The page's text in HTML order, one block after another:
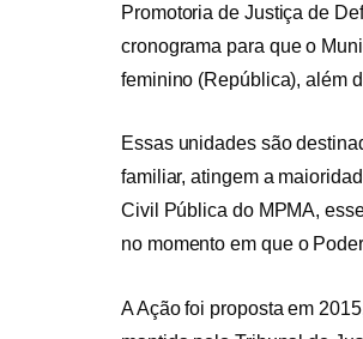
Promotoria de Justiça de
cronograma para que o
feminino (República), além
Essas unidades são
familiar, atingem a
Civil Pública do MPMA,
no momento em que o
A Ação foi proposta em